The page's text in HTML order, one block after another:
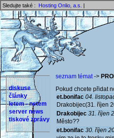
Sledujte také : Hosting Onlio, a.s. |
diskuse
články
letem - netem
server news
tiskové zprávy
seznam témat->
Pokud chcete přidat
et.bonifac 04.
Drakobijec(31. říjen
Drakobijec 31. říjen
Město??
et.bonifac 30. říjen